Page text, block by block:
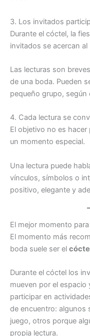
3. Los invitados
Durante el cóctel, la
invitados se acercan
Las lecturas son
de una boda. Pueden
pequeño grupo,
4. Cada lectura se
El objetivo no es
un momento especial.
Una lectura puede
vínculos, símbolos o
positivo, elegante y
El mejor momento
El momento más
boda suele ser el
Durante el cóctel los
mueven por el
participar en
de encuentro: algunos
juego, otros porque
propia lectura.